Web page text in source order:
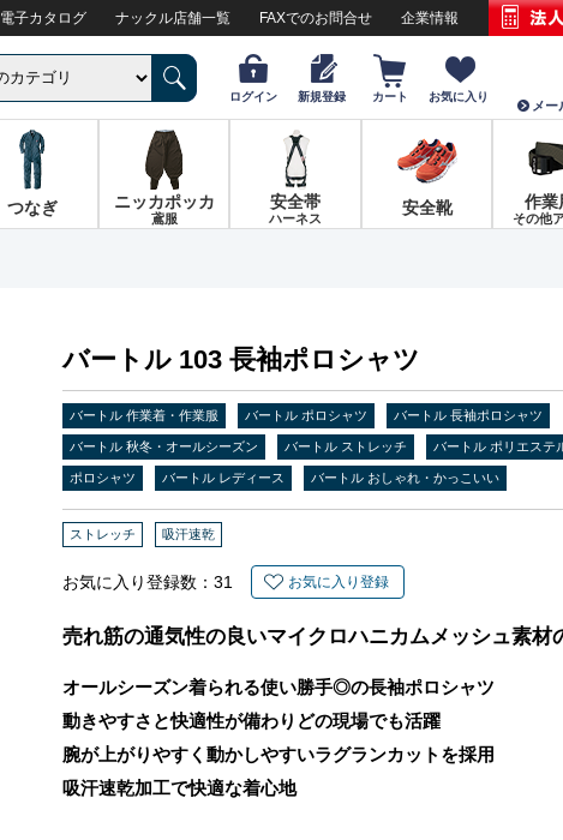
電子カタログ ナックル店舗一覧 FAXでのお問合せ 企業情報
ログイン 新規登録 カート お気に入り
メ
つなぎ ニッカポッカ
鳶服
安全帯
ハーネス
安全靴 作業
その他
バートル 103 長袖ポロシャツ
バートル 作業着・作業服 バートル ポロシャツ バートル 長袖ポロシャツ
バートル 秋冬・オールシーズン バートル ストレッチ バートル ポリエステ
ポロシャツ バートル レディース バートル おしゃれ・かっこいい
ストレッチ 吸汗速乾
お気に入り登録数： 31 お気に入り登録
売れ筋の通気性の良いマイクロハニカムメッシュ素材
オールシーズン着られる使い勝手◎の長袖ポロシャツ
動きやすさと快適性が備わりどの現場でも活躍
腕が上がりやすく動かしやすいラグランカットを採用
吸汗速乾加工で快適な着心地